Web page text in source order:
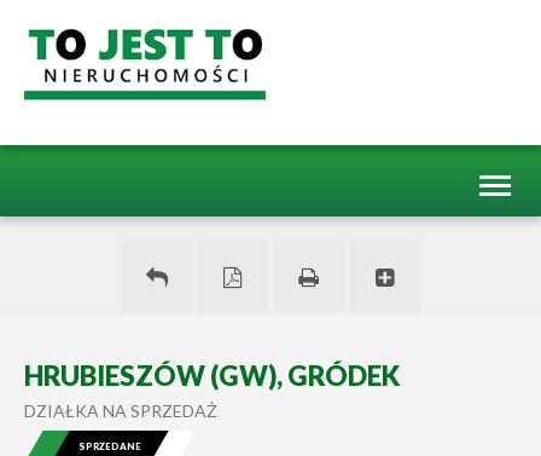
HRUBIESZÓW (GW), GRÓDEK
DZIAŁKA NA SPRZEDAŻ
SPRZEDANE